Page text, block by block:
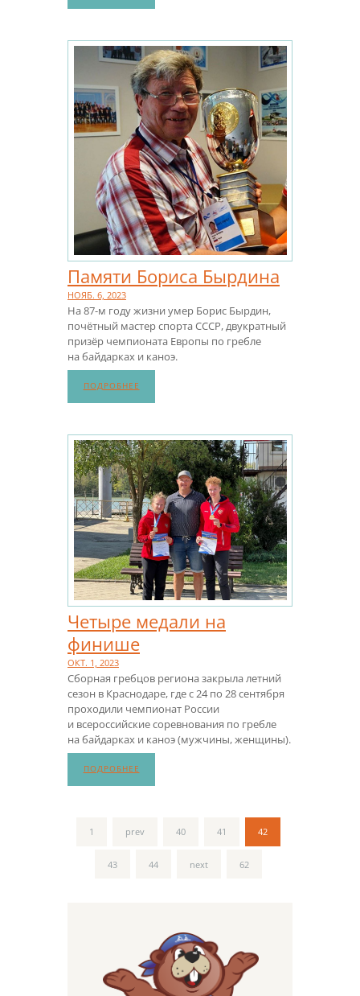
Памяти Бориса Бырдина
НОЯБ. 6, 2023
На 87-м году жизни умер Борис Бырдин,
почётный мастер спорта СССР, двукратный
призёр чемпионата Европы по гребле
на байдарках и каноэ.
ПОДРОБНЕЕ
Четыре медали на
финише
ОКТ. 1, 2023
Сборная гребцов региона закрыла летний
сезон в Краснодаре, где с 24 по 28 сентября
проходили чемпионат России
и всероссийские соревнования по гребле
на байдарках и каноэ (мужчины, женщины).
ПОДРОБНЕЕ
1 prev 40 41 42
43 44 next 62